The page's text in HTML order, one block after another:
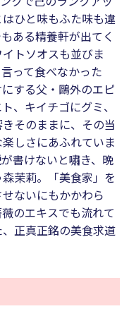
ひと味もふた味も違
ある精養軒が出てく
トソオスも並びま
って食べなかった
する父・鷗外のエピ
、キイチゴにグミ、
そのままに、その当
しさにあふれていま
書けないと嘯き、晩
茉莉。「美食家」を
ないにもかかわら
のエキスでも流れて
正真正銘の美食求道